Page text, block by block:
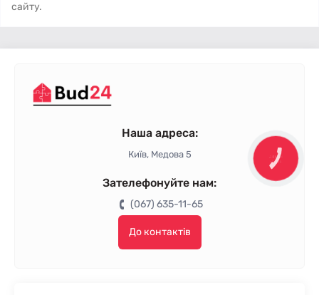
сайту.
Наша адреса:
Київ, Медова 5
Зателефонуйте нам:
(067) 635-11-65
До контактів
КНОПКА
ЗВ'ЯЗКУ